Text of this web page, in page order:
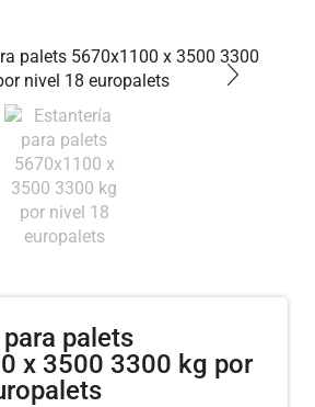
palets
x 3500 3300 kg por